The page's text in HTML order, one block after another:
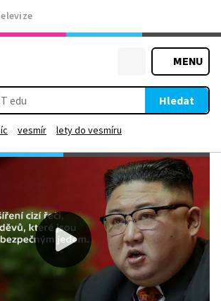
MENU
Hledat
vesmír lety do vesmíru